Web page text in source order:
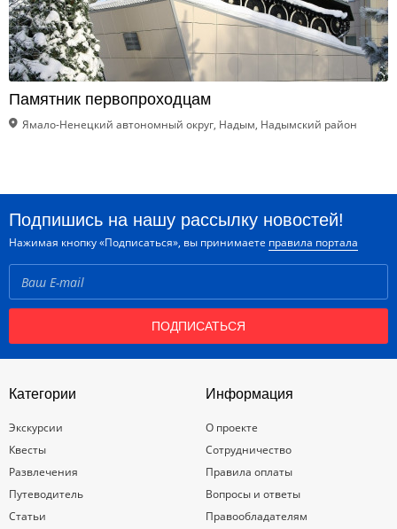
Памятник первопроходцам
Ямало-Ненецкий автономный округ, Надым, Надымский район
Подпишись на нашу рассылку новостей!
Нажимая кнопку «Подписаться», вы принимаете правила портала
ПОДПИСАТЬСЯ
Категории
Экскурсии
Квесты
Развлечения
Путеводитель
Статьи
Информация
О проекте
Сотрудничество
Правила оплаты
Вопросы и ответы
Правообладателям